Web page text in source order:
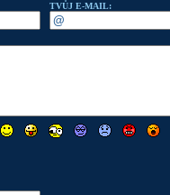
TVŮJ E-MAIL: